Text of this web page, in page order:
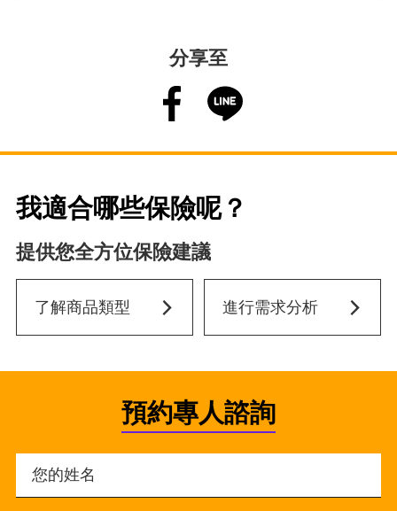
分享至
我適合哪些保險呢？
提供您全方位保險建議
了解商品類型 進行需求分析
預約專人諮詢